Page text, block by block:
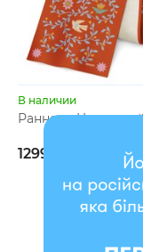
В наличии
Раннер
1299 грн